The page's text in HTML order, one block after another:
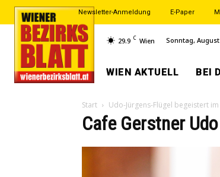
Newsletter-Anmeldung E-Paper
29.9 C Wien Sonntag, August
WIEN AKTUELL BEI
Start Udo-Jürgens-Flügel begeistert
Cafe Gerstner